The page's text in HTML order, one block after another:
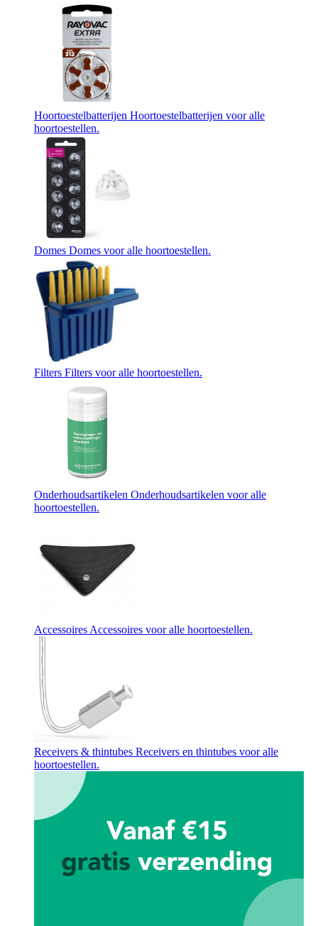
Hoortoestelbatterijen Hoortoestelbatterijen voor alle
hoortoestellen.
Domes Domes voor alle hoortoestellen.
Filters Filters voor alle hoortoestellen.
Onderhoudsartikelen Onderhoudsartikelen voor alle
hoortoestellen.
Accessoires Accessoires voor alle hoortoestellen.
Receivers & thintubes Receivers en thintubes voor alle
hoortoestellen.